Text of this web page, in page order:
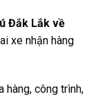
Đắk Lắk về
xe nhận hàng
hàng, công trình,